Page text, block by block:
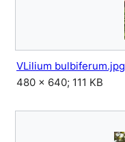
VLilium bulbiferum.jpg
480 × 640; 111 KB